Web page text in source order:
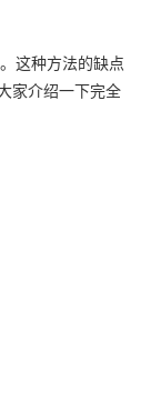
这种方法的缺点
家介绍一下完全